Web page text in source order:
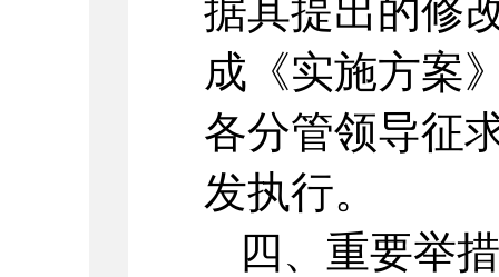
据其提出的修
成《实施方案
各分管领导征
发执行。
四、重要举措